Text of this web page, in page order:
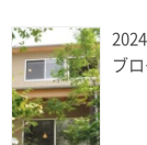
ブ